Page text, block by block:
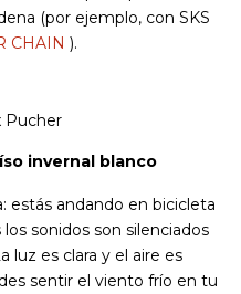
(por ejemplo, con SKS
CHAIN ).
Pucher
invernal blanco
estás andando en bicicleta
sonidos son silenciados
luz es clara y el aire es
sentir el viento frío en tu